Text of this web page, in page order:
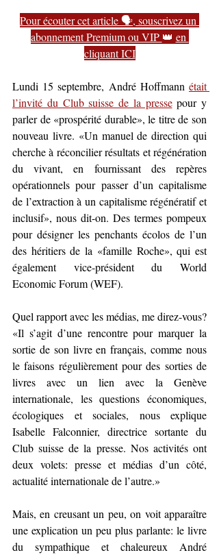
Pour écouter cet article 🗣️, souscrivez un
abonnement Premium ou VIP 👑 en
cliquant ICI
Lundi 15 septembre, André Hoffmann était
l’invité du Club suisse de la presse pour y
parler de «prospérité durable», le titre de son
nouveau livre. «Un manuel de direction qui
cherche à réconcilier résultats et régénération
du vivant, en fournissant des repères
opérationnels pour passer d’un capitalisme
de l’extraction à un capitalisme régénératif et
inclusif», nous dit-on. Des termes pompeux
pour désigner les penchants écolos de l’un
des héritiers de la «famille Roche», qui est
également vice-président du World
Economic Forum (WEF).
Quel rapport avec les médias, me direz-vous?
«Il s’agit d’une rencontre pour marquer la
sortie de son livre en français, comme nous
le faisons régulièrement pour des sorties de
livres avec un lien avec la Genève
internationale, les questions économiques,
écologiques et sociales, nous explique
Isabelle Falconnier, directrice sortante du
Club suisse de la presse. Nos activités ont
deux volets: presse et médias d’un côté,
actualité internationale de l’autre.»
Mais, en creusant un peu, on voit apparaître
une explication un peu plus parlante: le livre
du sympathique et chaleureux André